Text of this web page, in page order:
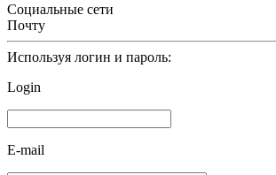
Социальные сети
Почту
Используя логин и пароль:
Login
E-mail